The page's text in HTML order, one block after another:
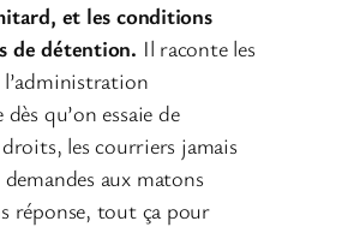
et les conditions
de détention. Il raconte les
l’administration
qu’on essaie de
droits, les courriers jamais
aux matons
réponse, tout ça pour